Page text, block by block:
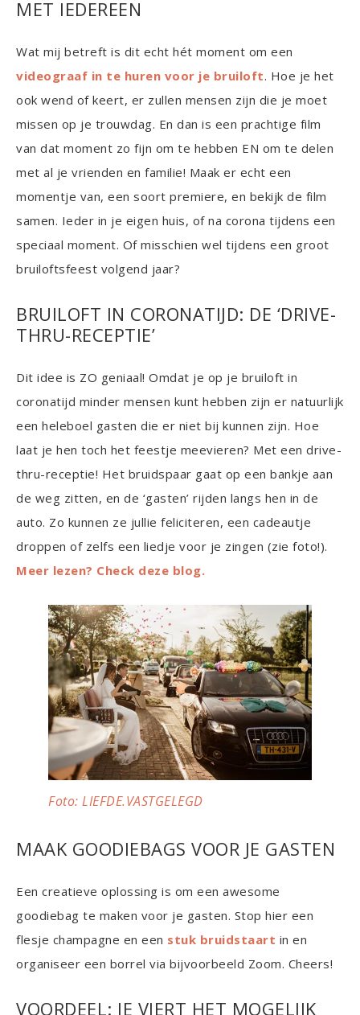
MET IEDEREEN
Wat mij betreft is dit echt hét moment om een
videograaf in te huren voor je bruiloft. Hoe je het
ook wend of keert, er zullen mensen zijn die je moet
missen op je trouwdag. En dan is een prachtige film
van dat moment zo fijn om te hebben EN om te delen
met al je vrienden en familie! Maak er echt een
momentje van, een soort premiere, en bekijk de film
samen. Ieder in je eigen huis, of na corona tijdens een
speciaal moment. Of misschien wel tijdens een groot
bruiloftsfeest volgend jaar?
BRUILOFT IN CORONATIJD: DE ‘DRIVE-
THRU-RECEPTIE’
Dit idee is ZO geniaal! Omdat je op je bruiloft in
coronatijd minder mensen kunt hebben zijn er natuurlijk
een heleboel gasten die er niet bij kunnen zijn. Hoe
laat je hen toch het feestje meevieren? Met een drive-
thru-receptie! Het bruidspaar gaat op een bankje aan
de weg zitten, en de ‘gasten’ rijden langs hen in de
auto. Zo kunnen ze jullie feliciteren, een cadeautje
droppen of zelfs een liedje voor je zingen (zie foto!).
Meer lezen? Check deze blog.
Foto: LIEFDE.VASTGELEGD
MAAK GOODIEBAGS VOOR JE GASTEN
Een creatieve oplossing is om een awesome
goodiebag te maken voor je gasten. Stop hier een
flesje champagne en een stuk bruidstaart in en
organiseer een borrel via bijvoorbeeld Zoom. Cheers!
VOORDEEL: JE VIERT HET MOGELIJK